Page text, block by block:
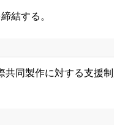
結する。
同製作に対する支援